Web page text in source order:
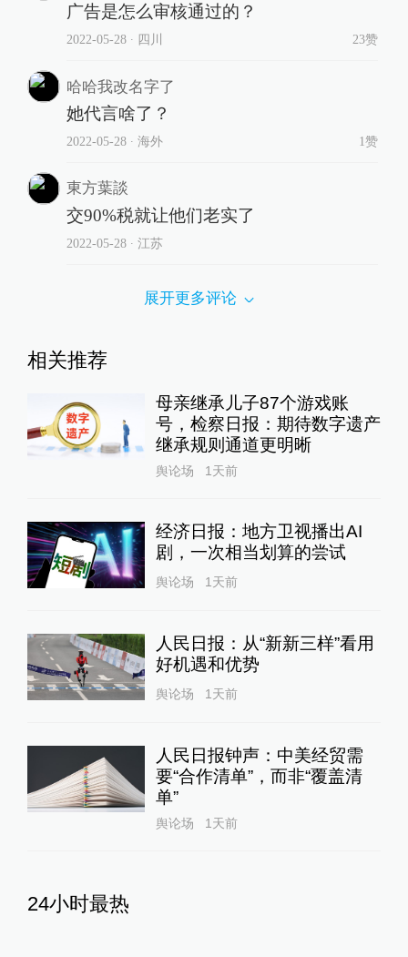
广告是怎么审核通过的？
2022-05-28∙ 四川 23赞
哈哈我改名字了
她代言啥了？
2022-05-28∙ 海外 1赞
東方葉談
交90%税就让他们老实了
2022-05-28∙ 江苏
展开更多评论
相关推荐
母亲继承儿子87个游戏账
号，检察日报：期待数字遗产
继承规则通道更明晰
舆论场 1天前
经济日报：地方卫视播出AI
剧，一次相当划算的尝试
舆论场 1天前
人民日报：从“新新三样”看用
好机遇和优势
舆论场 1天前
人民日报钟声：中美经贸需
要“合作清单”，而非“覆盖清
单”
舆论场 1天前
24小时最热